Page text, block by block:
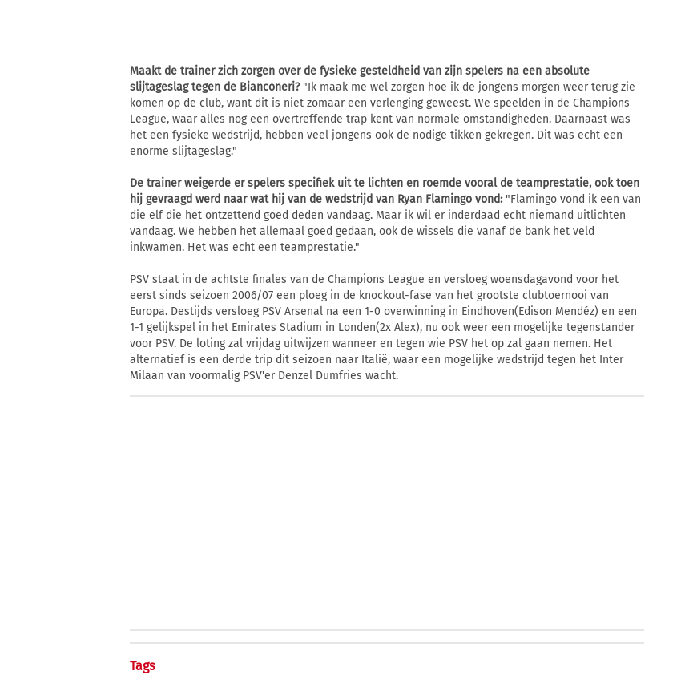
Maakt de trainer zich zorgen over de fysieke gesteldheid van zijn spelers na een absolute
slijtageslag tegen de Bianconeri?"Ik maak me wel zorgen hoe ik de jongens morgen weer terug zie
komen op de club, want dit is niet zomaar een verlenging geweest. We speelden in de Champions
League, waar alles nog een overtreffende trap kent van normale omstandigheden. Daarnaast was
het een fysieke wedstrijd, hebben veel jongens ook de nodige tikken gekregen. Dit was echt een
enorme slijtageslag."
De trainer weigerde er spelers specifiek uit te lichten en roemde vooral de teamprestatie, ook toen
hij gevraagd werd naar wat hij van de wedstrijd van Ryan Flamingo vond:"Flamingo vond ik een van
die elf die het ontzettend goed deden vandaag. Maar ik wil er inderdaad echt niemand uitlichten
vandaag. We hebben het allemaal goed gedaan, ook de wissels die vanaf de bank het veld
inkwamen. Het was echt een teamprestatie."
PSV staat in de achtste finales van de Champions League en versloeg woensdagavond voor het
eerst sinds seizoen 2006/07 een ploeg in de knockout-fase van het grootste clubtoernooi van
Europa. Destijds versloeg PSV Arsenal na een 1-0 overwinning in Eindhoven(Edison Mendéz) en een
1-1 gelijkspel in het Emirates Stadium in Londen(2x Alex), nu ook weer een mogelijke tegenstander
voor PSV. De loting zal vrijdag uitwijzen wanneer en tegen wie PSV het op zal gaan nemen. Het
alternatief is een derde trip dit seizoen naar Italië, waar een mogelijke wedstrijd tegen het Inter
Milaan van voormalig PSV'er Denzel Dumfries wacht.
Tags